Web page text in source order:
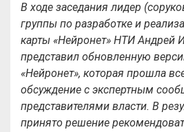
В ходе заседания лидер
группы по разработке и
карты «Нейронет» НТИ Андрей
представил обновленную
«Нейронет», которая прошла
обсуждение с экспертным
представителями власти. В
принято решение